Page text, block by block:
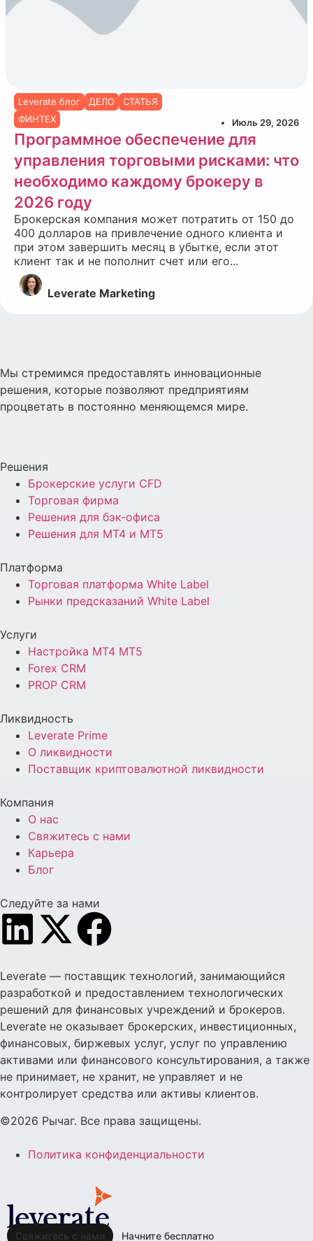
Leverate блог ДЕЛО
СТАТЬЯ
ФИНТЕХ
Июль 29, 2026
Программное обеспечение для
управления торговыми рисками: что
необходимо каждому брокеру в
2026 году
Брокерская компания может потратить от 150 до
400 долларов на привлечение одного клиента и
при этом завершить месяц в убытке, если этот
клиент так и не пополнит счет или его...
Leverate Marketing
Мы стремимся предоставлять инновационные
решения, которые позволяют предприятиям
процветать в постоянно меняющемся мире.
Решения
Брокерские услуги CFD
Торговая фирма
Решения для бэк-офиса
Решения для MT4 и MT5
Платформа
Торговая платформа White Label
Рынки предсказаний White Label
Услуги
Настройка MT4 MT5
Forex CRM
PROP CRM
Ликвидность
Leverate Prime
О ликвидности
Поставщик криптовалютной ликвидности
Компания
О нас
Свяжитесь с нами
Карьера
Блог
Следуйте за нами
Leverate — поставщик технологий, занимающийся
разработкой и предоставлением технологических
решений для финансовых учреждений и брокеров.
Leverate не оказывает брокерских, инвестиционных,
финансовых, биржевых услуг, услуг по управлению
активами или финансового консультирования, а также
не принимает, не хранит, не управляет и не
контролирует средства или активы клиентов.
©2026 Рычаг. Все права защищены.
Политика конфиденциальности
Свяжитесь с нами Начните бесплатно